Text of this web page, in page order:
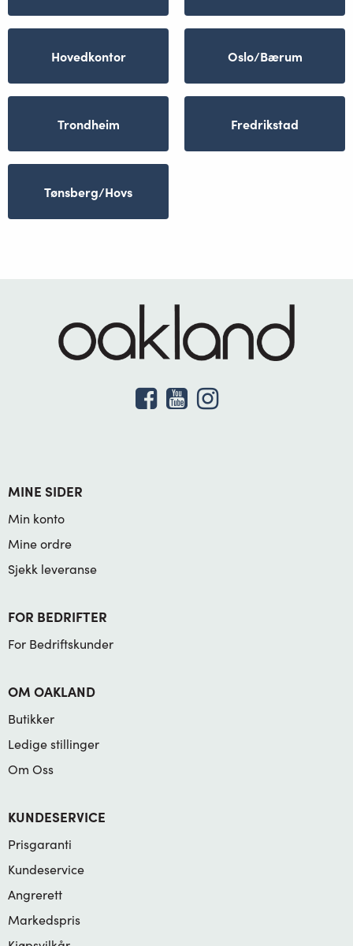
Hovedkontor Oslo/Bærum
Trondheim Fredrikstad
Tønsberg/Hovs
MINE SIDER
Min konto
Mine ordre
Sjekk leveranse
FOR BEDRIFTER
For Bedriftskunder
OM OAKLAND
Butikker
Ledige stillinger
Om Oss
KUNDESERVICE
Prisgaranti
Kundeservice
Angrerett
Markedspris